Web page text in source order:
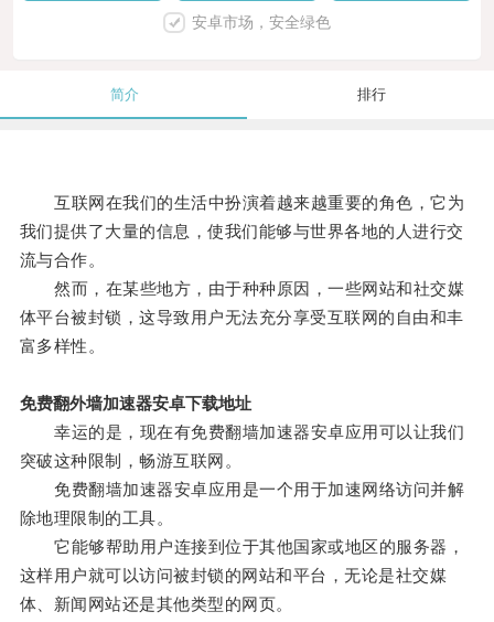
安卓市场，安全绿色
简介 排行
互联网在我们的生活中扮演着越来越重要的角色，它为
我们提供了大量的信息，使我们能够与世界各地的人进行交
流与合作。
然而，在某些地方，由于种种原因，一些网站和社交媒
体平台被封锁，这导致用户无法充分享受互联网的自由和丰
富多样性。
免费翻外墙加速器安卓下载地址
幸运的是，现在有免费翻墙加速器安卓应用可以让我们
突破这种限制，畅游互联网。
免费翻墙加速器安卓应用是一个用于加速网络访问并解
除地理限制的工具。
它能够帮助用户连接到位于其他国家或地区的服务器，
这样用户就可以访问被封锁的网站和平台，无论是社交媒
体、新闻网站还是其他类型的网页。